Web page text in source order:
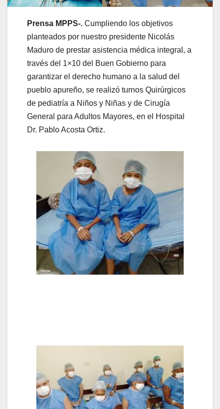
Prensa MPPS-. Cumpliendo los objetivos
planteados por nuestro presidente Nicolás
Maduro de prestar asistencia médica integral, a
través del 1×10 del Buen Gobierno para
garantizar el derecho humano a la salud del
pueblo apureño, se realizó turnos Quirúrgicos
de pediatría a Niños y Niñas y de Cirugía
General para Adultos Mayores, en el Hospital
Dr. Pablo Acosta Ortiz.